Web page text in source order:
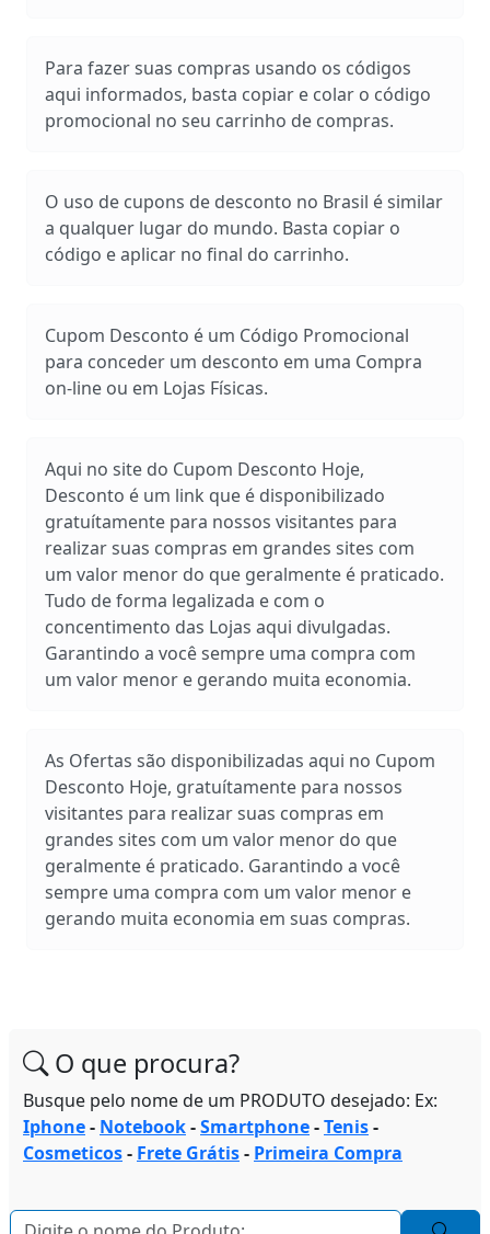
Para fazer suas compras usando os códigos
aqui informados, basta copiar e colar o código
promocional no seu carrinho de compras.
O uso de cupons de desconto no Brasil é similar
a qualquer lugar do mundo. Basta copiar o
código e aplicar no final do carrinho.
Cupom Desconto é um Código Promocional
para conceder um desconto em uma Compra
on-line ou em Lojas Físicas.
Aqui no site do Cupom Desconto Hoje,
Desconto é um link que é disponibilizado
gratuítamente para nossos visitantes para
realizar suas compras em grandes sites com
um valor menor do que geralmente é praticado.
Tudo de forma legalizada e com o
concentimento das Lojas aqui divulgadas.
Garantindo a você sempre uma compra com
um valor menor e gerando muita economia.
As Ofertas são disponibilizadas aqui no Cupom
Desconto Hoje, gratuítamente para nossos
visitantes para realizar suas compras em
grandes sites com um valor menor do que
geralmente é praticado. Garantindo a você
sempre uma compra com um valor menor e
gerando muita economia em suas compras.
O que procura?
Busque pelo nome de um PRODUTO desejado: Ex:
Iphone- Notebook-Smartphone-Tenis-
Cosmeticos- Frete Grátis- Primeira Compra